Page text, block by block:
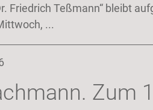
Friedrich Teßmann“ bleibt
...
Zum